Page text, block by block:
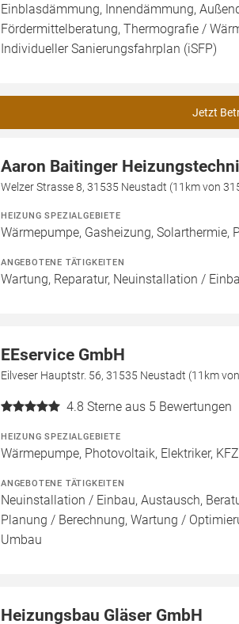
Einblasdämmung, Innendämmung,
Fördermittelberatung, Thermografie /
Individueller Sanierungsfahrplan (iSFP)
Jetzt
Aaron Baitinger
Welzer Strasse 8, 31535 Neustadt (11km von
HEIZUNG SPEZIALGEBIETE
Wärmepumpe, Gasheizung, Solarthermie,
ANGEBOTENE TÄTIGKEITEN
Wartung, Reparatur, Neuinstallation /
EEservice GmbH
Eilveser Hauptstr. 56, 31535 Neustadt (11km
4.8 Sterne aus 5 Bewertungen
HEIZUNG SPEZIALGEBIETE
Wärmepumpe, Photovoltaik, Elektriker,
ANGEBOTENE TÄTIGKEITEN
Neuinstallation / Einbau, Austausch,
Planung / Berechnung, Wartung /
Umbau
Heizungsbau Gläser GmbH